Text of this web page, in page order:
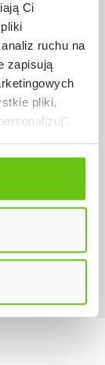
Ci
ruchu na
zapisują
pliki,
Wtedy
strony.
przycisku w